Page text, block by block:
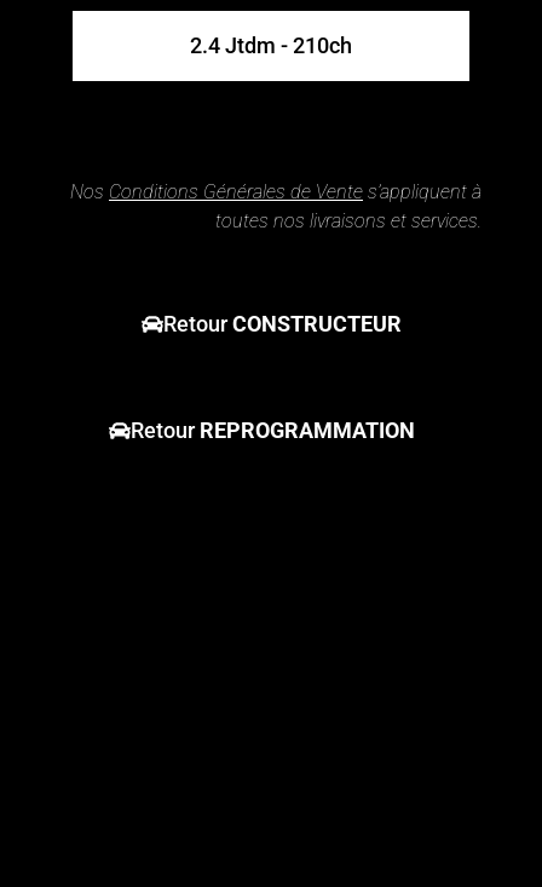
2.4 Jtdm - 210ch
Nos Conditions Générales de Vente s’appliquent à
toutes nos livraisons et services.
RetourCONSTRUCTEUR
RetourREPROGRAMMATION